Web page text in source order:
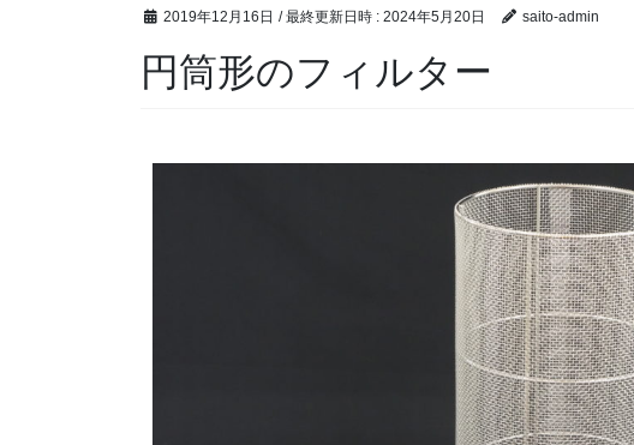
2019年12月16日 / 最終更新日時 : 2024年5月20日 saito-admin
円筒形のフィルター